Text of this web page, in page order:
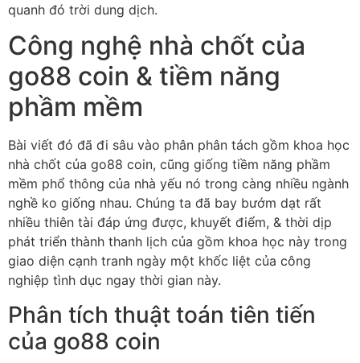
quanh đó trời dung dịch.
Công nghệ nhà chốt của
go88 coin & tiềm năng
phầm mềm
Bài viết đó đã đi sâu vào phân phân tách gồm khoa học
nhà chốt của go88 coin, cũng giống tiềm năng phầm
mềm phổ thông của nhà yếu nó trong càng nhiều ngành
nghề ko giống nhau. Chúng ta đã bay bướm dạt rất
nhiều thiên tài đáp ứng được, khuyết điểm, & thời dịp
phát triển thành thanh lịch của gồm khoa học này trong
giao diện cạnh tranh ngày một khốc liệt của công
nghiệp tình dục ngay thời gian này.
Phân tích thuật toán tiên tiến
của go88 coin